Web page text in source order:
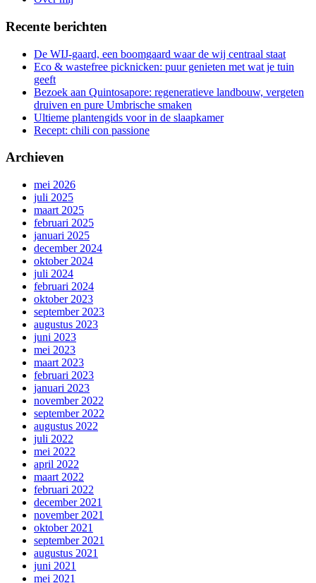
Recente berichten
De WIJ-gaard, een boomgaard waar de wij centraal staat
Eco & wastefree picknicken: puur genieten met wat je tuin
geeft
Bezoek aan Quintosapore: regeneratieve landbouw, vergeten
druiven en pure Umbrische smaken
Ultieme plantengids voor in de slaapkamer
Recept: chili con passione
Archieven
mei 2026
juli 2025
maart 2025
februari 2025
januari 2025
december 2024
oktober 2024
juli 2024
februari 2024
oktober 2023
september 2023
augustus 2023
juni 2023
mei 2023
maart 2023
februari 2023
januari 2023
november 2022
september 2022
augustus 2022
juli 2022
mei 2022
april 2022
maart 2022
februari 2022
december 2021
november 2021
oktober 2021
september 2021
augustus 2021
juni 2021
mei 2021